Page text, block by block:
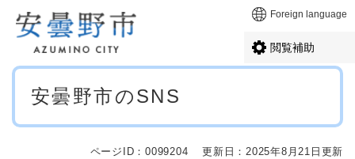
メニューを飛ばして本文へ Foreign language
閲覧補助
本
安曇野市のSNS
ページID：0099204 更新日：2025年8月21日更新